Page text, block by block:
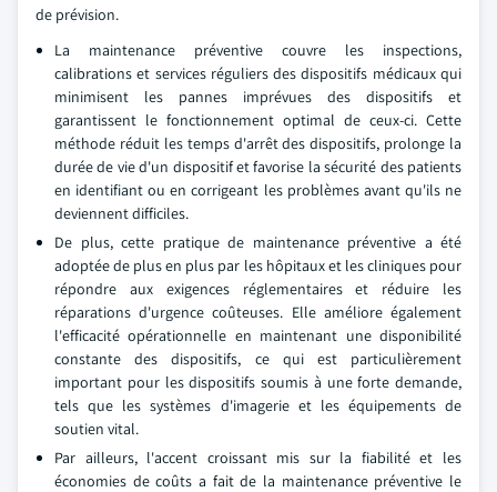
de prévision.
La maintenance préventive couvre les inspections,
calibrations et services réguliers des dispositifs médicaux qui
minimisent les pannes imprévues des dispositifs et
garantissent le fonctionnement optimal de ceux-ci. Cette
méthode réduit les temps d'arrêt des dispositifs, prolonge la
durée de vie d'un dispositif et favorise la sécurité des patients
en identifiant ou en corrigeant les problèmes avant qu'ils ne
deviennent difficiles.
De plus, cette pratique de maintenance préventive a été
adoptée de plus en plus par les hôpitaux et les cliniques pour
répondre aux exigences réglementaires et réduire les
réparations d'urgence coûteuses. Elle améliore également
l'efficacité opérationnelle en maintenant une disponibilité
constante des dispositifs, ce qui est particulièrement
important pour les dispositifs soumis à une forte demande,
tels que les systèmes d'imagerie et les équipements de
soutien vital.
Par ailleurs, l'accent croissant mis sur la fiabilité et les
économies de coûts a fait de la maintenance préventive le